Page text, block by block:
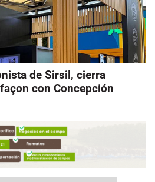
de Sirsil, cierra
con Concepción